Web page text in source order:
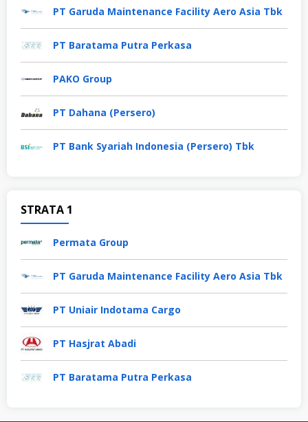
PT Garuda Maintenance Facility Aero Asia Tbk
PT Baratama Putra Perkasa
PAKO Group
PT Dahana (Persero)
PT Bank Syariah Indonesia (Persero) Tbk
STRATA 1
Permata Group
PT Garuda Maintenance Facility Aero Asia Tbk
PT Uniair Indotama Cargo
PT Hasjrat Abadi
PT Baratama Putra Perkasa